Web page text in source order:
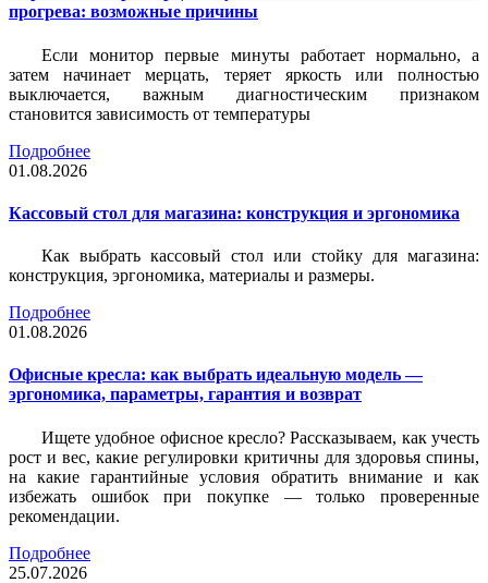
прогрева: возможные причины
Если монитор первые минуты работает нормально, а
затем начинает мерцать, теряет яркость или полностью
выключается, важным диагностическим признаком
становится зависимость от температуры
Подробнее
01.08.2026
Кассовый стол для магазина: конструкция и эргономика
Как выбрать кассовый стол или стойку для магазина:
конструкция, эргономика, материалы и размеры.
Подробнее
01.08.2026
Офисные кресла: как выбрать идеальную модель —
эргономика, параметры, гарантия и возврат
Ищете удобное офисное кресло? Рассказываем, как учесть
рост и вес, какие регулировки критичны для здоровья спины,
на какие гарантийные условия обратить внимание и как
избежать ошибок при покупке — только проверенные
рекомендации.
Подробнее
25.07.2026